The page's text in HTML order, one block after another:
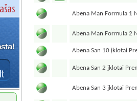
Abena Man Formula 1
Abena Man Formula 2
Abena San 10 įklotai
Abena San 2 įklotai
Abena San 3 įklotai